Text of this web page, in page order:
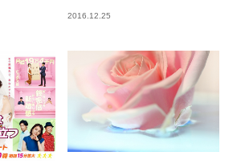
2016.12.25